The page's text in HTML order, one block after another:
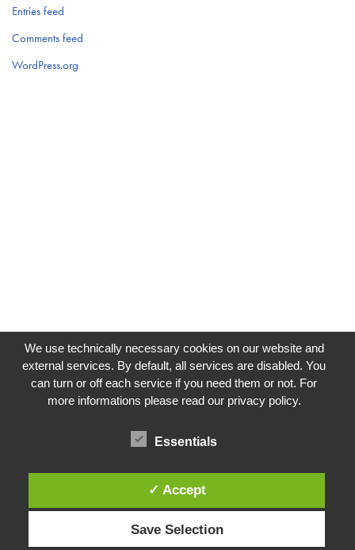
Entries feed
Comments feed
WordPress.org
Datenschutzerklärung
Instagram
We use technically necessary cookies on our website and
external services. By default, all services are disabled. You
can turn or off each service if you need them or not. For
more informations please read our privacy policy.
Essentials
✓ Accept
Save Selection